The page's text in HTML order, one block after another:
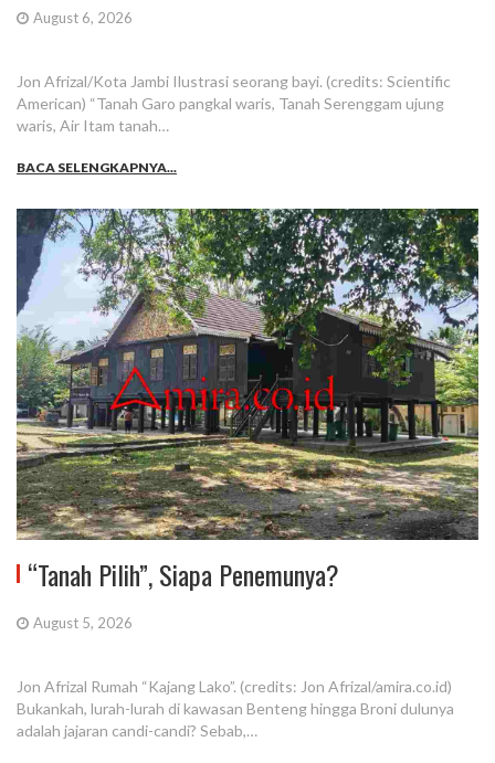
August 6, 2026
Jon Afrizal/Kota Jambi Ilustrasi seorang bayi. (credits: Scientific
American) “Tanah Garo pangkal waris, Tanah Serenggam ujung
waris, Air Itam tanah…
BACA SELENGKAPNYA...
“Tanah Pilih”, Siapa Penemunya?
August 5, 2026
Jon Afrizal Rumah “Kajang Lako”. (credits: Jon Afrizal/amira.co.id)
Bukankah, lurah-lurah di kawasan Benteng hingga Broni dulunya
adalah jajaran candi-candi? Sebab,…